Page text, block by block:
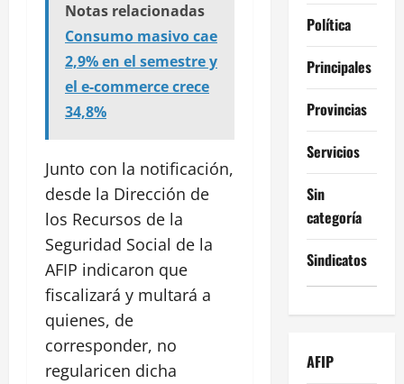
Notas relacionadas
Consumo masivo cae
2,9% en el semestre y
el e-commerce crece
34,8%
Junto con la notificación,
desde la Dirección de
los Recursos de la
Seguridad Social de la
AFIP indicaron que
fiscalizará y multará a
quienes, de
corresponder, no
regularicen dicha
Política
Principales
Provincias
Servicios
Sin
categoría
Sindicatos
AFIP